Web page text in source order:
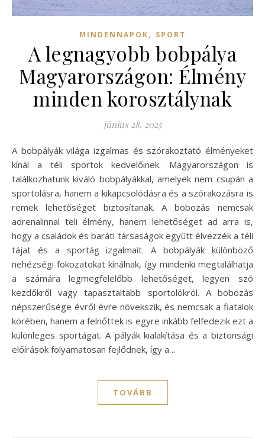
MINDENNAPOK, SPORT
A legnagyobb bobpálya
Magyarországon: Élmény
minden korosztálynak
június 28, 2025
A bobpályák világa izgalmas és szórakoztató élményeket
kínál a téli sportok kedvelőinek. Magyarországon is
találkozhatunk kiváló bobpályákkal, amelyek nem csupán a
sportolásra, hanem a kikapcsolódásra és a szórakozásra is
remek lehetőséget biztosítanak. A bobozás nemcsak
adrenalinnal teli élmény, hanem lehetőséget ad arra is,
hogy a családok és baráti társaságok együtt élvezzék a téli
tájat és a sportág izgalmait. A bobpályák különböző
nehézségi fokozatokat kínálnak, így mindenki megtalálhatja
a számára legmegfelelőbb lehetőséget, legyen szó
kezdőkről vagy tapasztaltabb sportolókról. A bobozás
népszerűsége évről évre növekszik, és nemcsak a fiatalok
körében, hanem a felnőttek is egyre inkább felfedezik ezt a
különleges sportágat. A pályák kialakítása és a biztonsági
előírások folyamatosan fejlődnek, így a…
TOVÁBB